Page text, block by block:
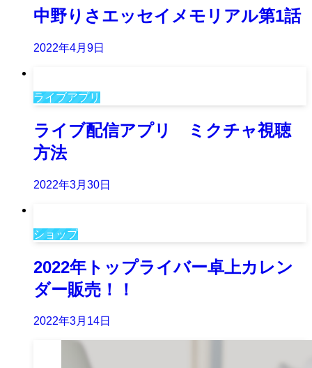
中野りさエッセイメモリアル第1話
2022年4月9日
ライブアプリ
ライブ配信アプリ ミクチャ視聴
方法
2022年3月30日
ショップ
2022年トップライバー卓上カレン
ダー販売！！
2022年3月14日